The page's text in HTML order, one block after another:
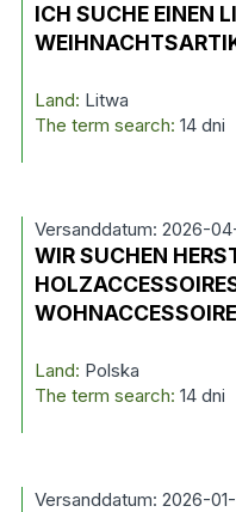
ICH SUCHE EINEN
Land: Litwa
The term search: 14 dni
Versanddatum: 2026-
WIR SUCHEN
Land: Polska
The term search: 14 dni
Versanddatum: 2026-